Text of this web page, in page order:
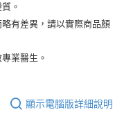
。
有差異，請以實際商品顏
業醫生。
顯示電腦版詳細說明